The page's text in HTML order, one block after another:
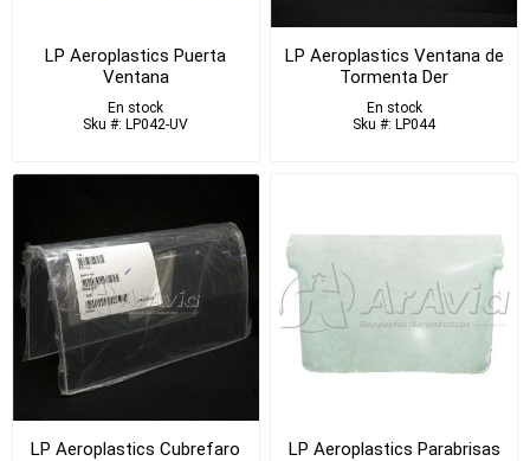
LP Aeroplastics Puerta
Ventana
En stock
Sku #: LP042-UV
LP Aeroplastics Ventana de
Tormenta Der
En stock
Sku #: LP044
LP Aeroplastics Cubrefaro LP Aeroplastics Parabrisas